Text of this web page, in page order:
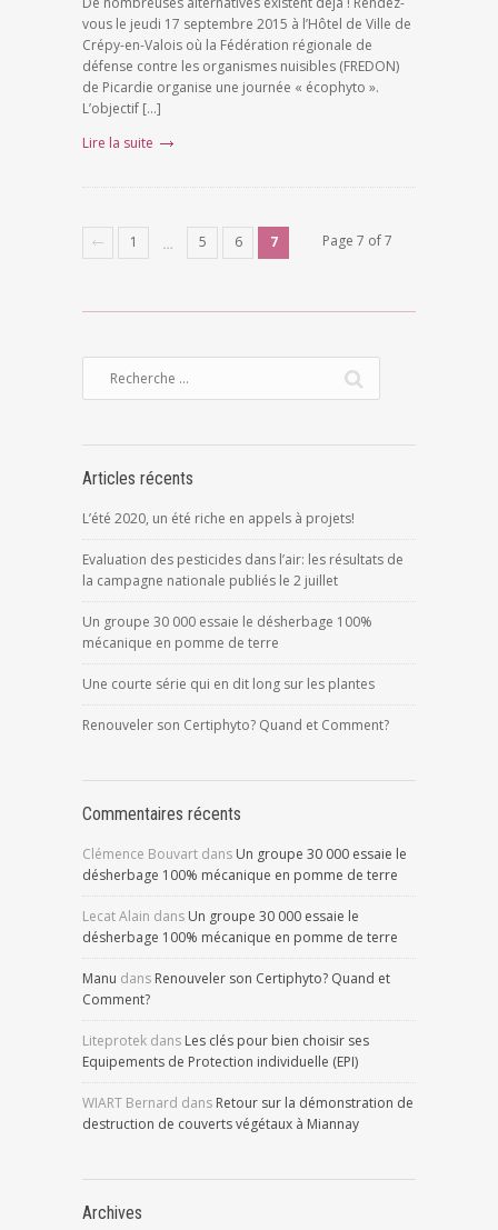
vous le jeudi 17 septembre 2015 à l’Hôtel de Ville de
Crépy-en-Valois où la Fédération régionale de
défense contre les organismes nuisibles (FREDON)
de Picardie organise une journée « écophyto ».
L’objectif […]
Lire la suite
1 … 5 6 7 Page 7 of 7
Articles récents
L’été 2020, un été riche en appels à projets!
Evaluation des pesticides dans l’air: les résultats de
la campagne nationale publiés le 2 juillet
Un groupe 30 000 essaie le désherbage 100%
mécanique en pomme de terre
Une courte série qui en dit long sur les plantes
Renouveler son Certiphyto? Quand et Comment?
Commentaires récents
Clémence Bouvart dans Un groupe 30 000 essaie le
désherbage 100% mécanique en pomme de terre
Lecat Alain dans Un groupe 30 000 essaie le
désherbage 100% mécanique en pomme de terre
Manu dans Renouveler son Certiphyto? Quand et
Comment?
Liteprotek dans Les clés pour bien choisir ses
Equipements de Protection individuelle (EPI)
WIART Bernard dans Retour sur la démonstration de
destruction de couverts végétaux à Miannay
Archives